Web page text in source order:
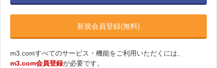
新規会員登録(無料)
m3.comすべてのサービス・機能をご利用いただくには、
m3.com会員登録が必要です。